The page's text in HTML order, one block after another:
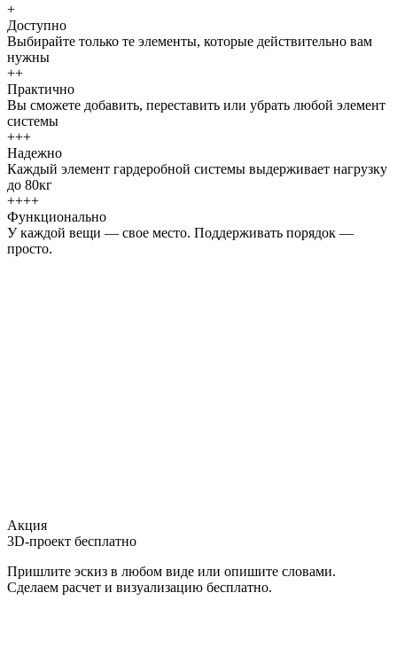
+
Доступно
Выбирайте только те элементы, которые действительно вам
нужны
++
Практично
Вы сможете добавить, переставить или убрать любой элемент
системы
+++
Надежно
Каждый элемент гардеробной системы выдерживает нагрузку
до 80кг
++++
Функционально
У каждой вещи — свое место. Поддерживать порядок —
просто.
Акция
3D-проект бесплатно
Пришлите эскиз в любом виде или опишите словами.
Сделаем расчет и визуализацию бесплатно.